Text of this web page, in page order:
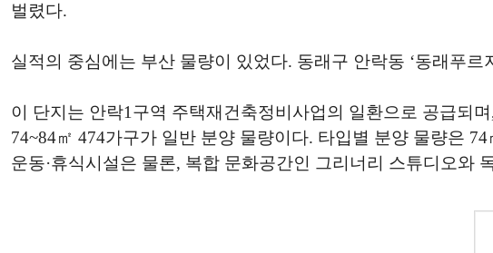
벌렸다.
실적의 중심에는 부산 물량이 있었다. 동래구 안락동 ‘동래푸
이 단지는 안락1구역 주택재건축정비사업의 일환으로 공급되
74~84㎡ 474가구가 일반 분양 물량이다. 타입별 분양 물량은
운동·휴식시설은 물론, 복합 문화공간인 그리너리 스튜디오와